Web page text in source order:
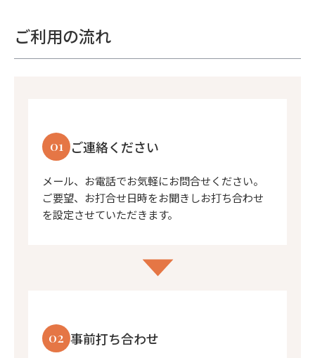
ご利用の流れ
01 ご連絡ください
メール、お電話でお気軽にお問合せください。
ご要望、お打合せ日時をお聞きしお打ち合わせ
を設定させていただきます。
02 事前打ち合わせ